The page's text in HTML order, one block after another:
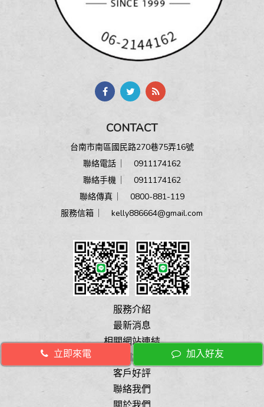
CONTACT
台南市南區國民路270巷75弄16號
聯絡電話 ︳ 0911174162
聯絡手機 ︳ 0911174162
聯絡傳真 ︳ 0800-881-119
服務信箱 ︳kelly886664@gmail.com
服務介紹
最新消息
相關網站連結
相關證照
客戶好評
聯絡我們
立即來電 加入好友